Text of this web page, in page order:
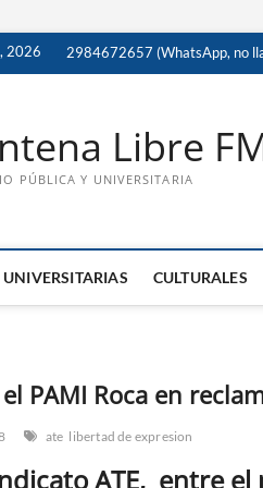
2026 2984672657 (WhatsApp, no
Libre
PÚBLICA Y UNIVERSITARIA
UNIVERSITARIAS CULTURALES
PAMI Roca en
ate libertad de expresion
ATE, entre